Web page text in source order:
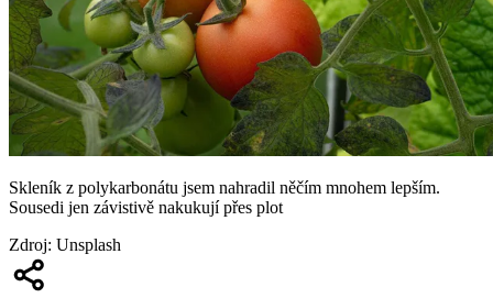
Skleník z polykarbonátu jsem nahradil něčím mnohem lepším.
Sousedi jen závistivě nakukují přes plot
Zdroj: Unsplash